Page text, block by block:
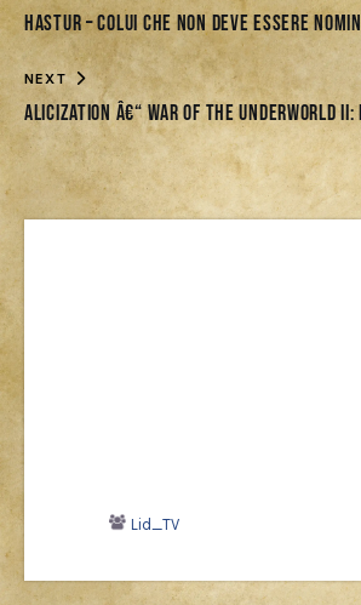
Hastur – Colui che non deve essere
NEXT
Alicization â€“ War of the Underworld II:
Lid_TV